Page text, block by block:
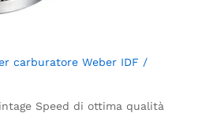
carburatore Weber IDF /
Speed di ottima qualità